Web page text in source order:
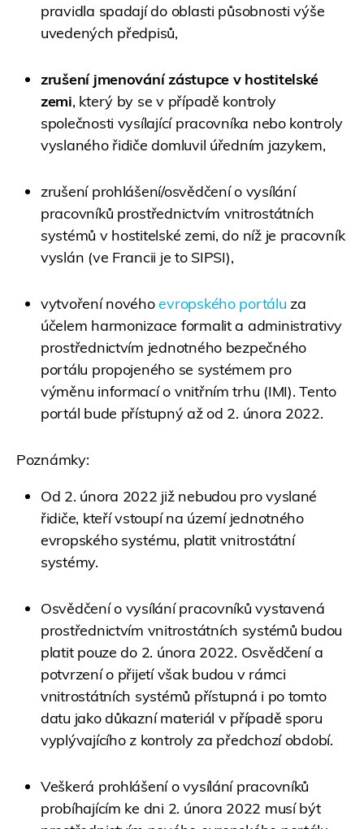
pravidla spadají do oblasti působnosti výše
uvedených předpisů,
zrušení jmenování zástupce v hostitelské
zemi, který by se v případě kontroly
společnosti vysílající pracovníka nebo kontroly
vyslaného řidiče domluvil úředním jazykem,
zrušení prohlášení/osvědčení o vysílání
pracovníků prostřednictvím vnitrostátních
systémů v hostitelské zemi, do níž je pracovník
vyslán (ve Francii je to SIPSI),
vytvoření novéhoevropského portálu za
účelem harmonizace formalit a administrativy
prostřednictvím jednotného bezpečného
portálu propojeného se systémem pro
výměnu informací o vnitřním trhu (IMI). Tento
portál bude přístupný až od 2. února 2022.
Poznámky:
Od 2. února 2022 již nebudou pro vyslané
řidiče, kteří vstoupí na území jednotného
evropského systému, platit vnitrostátní
systémy.
Osvědčení o vysílání pracovníků vystavená
prostřednictvím vnitrostátních systémů budou
platit pouze do 2. února 2022. Osvědčení a
potvrzení o přijetí však budou v rámci
vnitrostátních systémů přístupná i po tomto
datu jako důkazní materiál v případě sporu
vyplývajícího z kontroly za předchozí období.
Veškerá prohlášení o vysílání pracovníků
probíhajícím ke dni 2. února 2022 musí být